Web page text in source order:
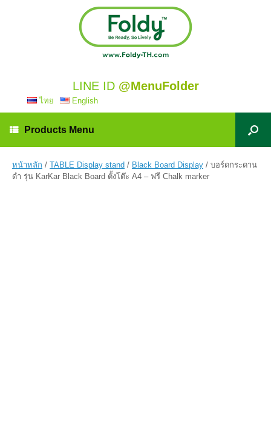
LINE ID @MenuFolder
ไทย English
Products Menu
หน้าหลัก / TABLE Display stand / Black Board Display / บอร์ดกระดาน
ดำ รุ่น KarKar Black Board ตั้งโต๊ะ A4 – ฟรี Chalk marker